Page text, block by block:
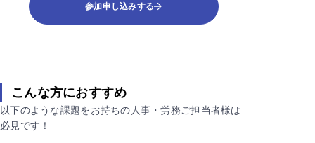
参加申し込みする
こんな方におすすめ
以下のような課題をお持ちの人事・労務ご担当者様は
必見です！